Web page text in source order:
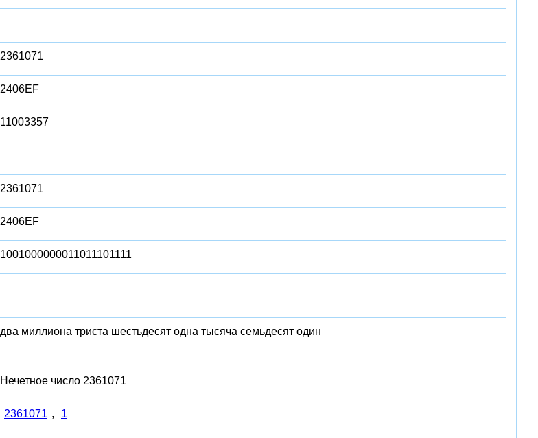
2361071
2406EF
11003357
2361071
2406EF
1001000000011011101111
два миллиона триста шестьдесят одна тысяча семьдесят один
Нечетное число 2361071
2361071 , 1